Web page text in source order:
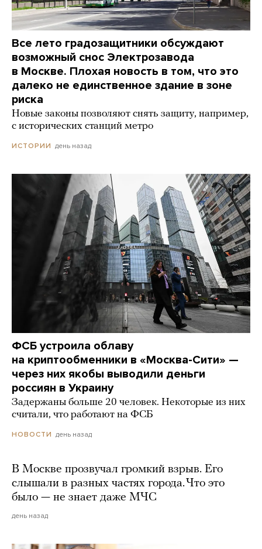
Все лето градозащитники обсуждают
возможный снос Электрозавода
в Москве. Плохая новость в том, что это
далеко не единственное здание в зоне
риска
Новые законы позволяют снять защиту, например,
с исторических станций метро
ИСТОРИИ день назад
ФСБ устроила облаву
на криптообменники в «Москва-Сити» —
через них якобы выводили деньги
россиян в Украину
Задержаны больше 20 человек. Некоторые из них
считали, что работают на ФСБ
НОВОСТИ день назад
В Москве прозвучал громкий взрыв. Его
слышали в разных частях города. Что это
было — не знает даже МЧС
день назад